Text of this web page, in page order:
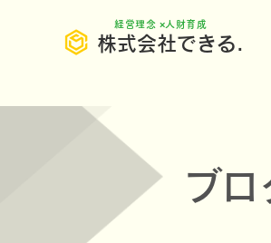
株式会社できる.
​経営理念 ×人財育成
ブロ